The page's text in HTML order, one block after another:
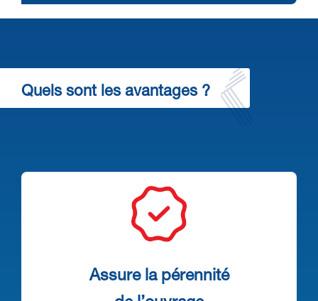
Quels sont les avantages ?
Assure la pérennité